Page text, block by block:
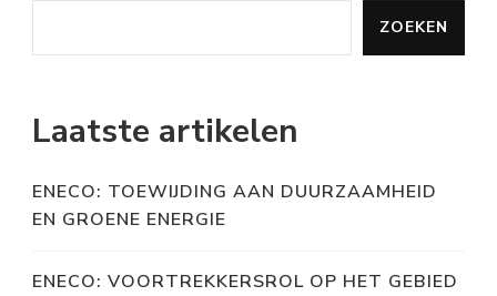
ZOEKEN
Laatste artikelen
ENECO: TOEWIJDING AAN DUURZAAMHEID
EN GROENE ENERGIE
ENECO: VOORTREKKERSROL OP HET GEBIED